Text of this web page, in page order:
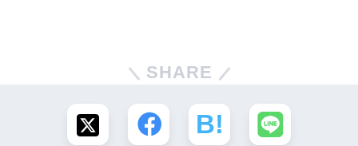
SHARE